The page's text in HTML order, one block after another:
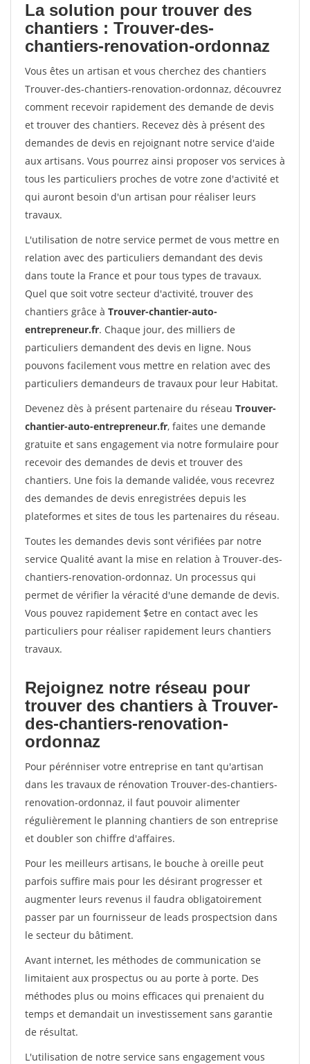
La solution pour trouver des
chantiers : Trouver-des-
chantiers-renovation-ordonnaz
Vous êtes un artisan et vous cherchez des chantiers
Trouver-des-chantiers-renovation-ordonnaz, découvrez
comment recevoir rapidement des demande de devis
et trouver des chantiers. Recevez dès à présent des
demandes de devis en rejoignant notre service d'aide
aux artisans. Vous pourrez ainsi proposer vos services à
tous les particuliers proches de votre zone d'activité et
qui auront besoin d'un artisan pour réaliser leurs
travaux.
L'utilisation de notre service permet de vous mettre en
relation avec des particuliers demandant des devis
dans toute la France et pour tous types de travaux.
Quel que soit votre secteur d'activité, trouver des
chantiers grâce à Trouver-chantier-auto-
entrepreneur.fr. Chaque jour, des milliers de
particuliers demandent des devis en ligne. Nous
pouvons facilement vous mettre en relation avec des
particuliers demandeurs de travaux pour leur Habitat.
Devenez dès à présent partenaire du réseau Trouver-
chantier-auto-entrepreneur.fr, faites une demande
gratuite et sans engagement via notre formulaire pour
recevoir des demandes de devis et trouver des
chantiers. Une fois la demande validée, vous recevrez
des demandes de devis enregistrées depuis les
plateformes et sites de tous les partenaires du réseau.
Toutes les demandes devis sont vérifiées par notre
service Qualité avant la mise en relation à Trouver-des-
chantiers-renovation-ordonnaz. Un processus qui
permet de vérifier la véracité d'une demande de devis.
Vous pouvez rapidement $etre en contact avec les
particuliers pour réaliser rapidement leurs chantiers
travaux.
Rejoignez notre réseau pour
trouver des chantiers à Trouver-
des-chantiers-renovation-
ordonnaz
Pour pérénniser votre entreprise en tant qu'artisan
dans les travaux de rénovation Trouver-des-chantiers-
renovation-ordonnaz, il faut pouvoir alimenter
régulièrement le planning chantiers de son entreprise
et doubler son chiffre d'affaires.
Pour les meilleurs artisans, le bouche à oreille peut
parfois suffire mais pour les désirant progresser et
augmenter leurs revenus il faudra obligatoirement
passer par un fournisseur de leads prospectsion dans
le secteur du bâtiment.
Avant internet, les méthodes de communication se
limitaient aux prospectus ou au porte à porte. Des
méthodes plus ou moins efficaces qui prenaient du
temps et demandait un investissement sans garantie
de résultat.
L'utilisation de notre service sans engagement vous